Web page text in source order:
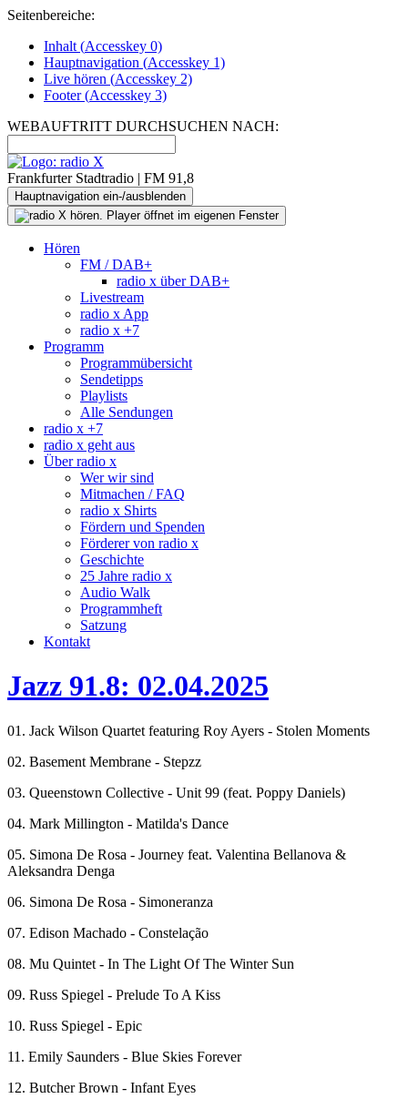
Seitenbereiche:
Inhalt (Accesskey 0)
Hauptnavigation (Accesskey 1)
Live hören (Accesskey 2)
Footer(Accesskey 3)
WEBAUFTRITT DURCHSUCHEN NACH:
Frankfurter Stadtradio | FM 91,8
Hauptnavigation ein-/ausblenden
Hören
FM / DAB+
radio x über DAB+
Livestream
radio x App
radio x +7
Programm
Programmübersicht
Sendetipps
Playlists
Alle Sendungen
radio x +7
radio x geht aus
Über radio x
Wer wir sind
Mitmachen / FAQ
radio x Shirts
Fördern und Spenden
Förderer von radio x
Geschichte
25 Jahre radio x
Audio Walk
Programmheft
Satzung
Kontakt
Jazz 91.8: 02.04.2025
01. Jack Wilson Quartet featuring Roy Ayers - Stolen Moments
02. Basement Membrane - Stepzz
03. Queenstown Collective - Unit 99 (feat. Poppy Daniels)
04. Mark Millington - Matilda's Dance
05. Simona De Rosa - Journey feat. Valentina Bellanova &
Aleksandra Denga
06. Simona De Rosa - Simoneranza
07. Edison Machado - Constelação
08. Mu Quintet - In The Light Of The Winter Sun
09. Russ Spiegel - Prelude To A Kiss
10. Russ Spiegel - Epic
11. Emily Saunders - Blue Skies Forever
12. Butcher Brown - Infant Eyes